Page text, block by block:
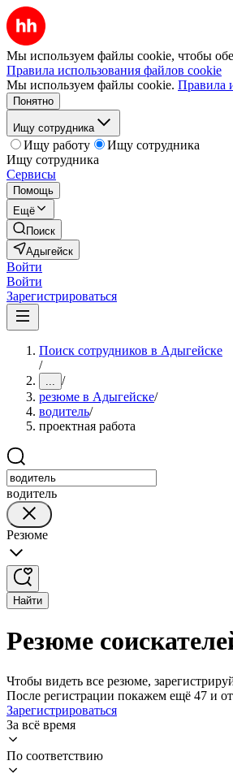
Мы используем файлы cookie, чтобы
Правила использования файлов cookie
Мы используем файлы cookie. Правила
Понятно
Ищу сотрудника
Ищу работу
Ищу сотрудника
Ищу сотрудника
Сервисы
Помощь
Ещё
Поиск
Адыгейск
Войти
Войти
Зарегистрироваться
Поиск сотрудников в Адыгейске
/
... /
резюме в Адыгейске/
водитель/
проектная работа
водитель
Резюме
Найти
Резюме
Чтобы видеть все резюме,
После регистрации покажем ещё 47 и
Зарегистрироваться
За всё время
По соответствию